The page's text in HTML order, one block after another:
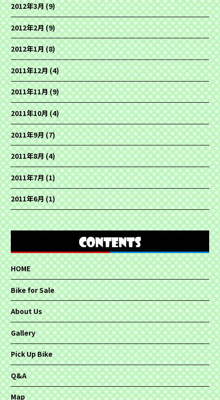
2012年3月(9)
2012年2月(9)
2012年1月(8)
2011年12月(4)
2011年11月(9)
2011年10月(4)
2011年9月(7)
2011年8月(4)
2011年7月(1)
2011年6月(1)
HOME
Bike for Sale
About Us
Gallery
Pick Up Bike
Q&A
Map